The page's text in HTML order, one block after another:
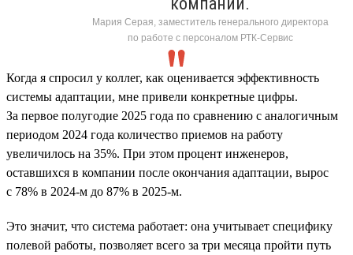
Мария Серая, заместитель генерального директора
по работе с персоналом РТК-Сервис
Когда я спросил у коллег, как оценивается эффективность
системы адаптации, мне привели конкретные цифры.
За первое полугодие 2025 года по сравнению с аналогичным
периодом 2024 года количество приемов на работу
увеличилось на 35%. При этом процент инженеров,
оставшихся в компании после окончания адаптации, вырос
с 78% в 2024-м до 87% в 2025-м.
Это значит, что система работает: она учитывает специфику
полевой работы, позволяет всего за три месяца пройти путь